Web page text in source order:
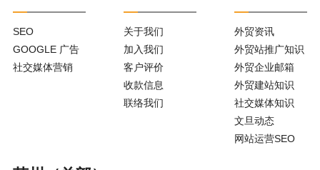
SEO
GOOGLE 广告
社交媒体营销
关于我们
加入我们
客户评价
收款信息
联络我们
外贸资讯
外贸站推广知识
外贸企业邮箱
外贸建站知识
社交媒体知识
文旦动态
网站运营SEO